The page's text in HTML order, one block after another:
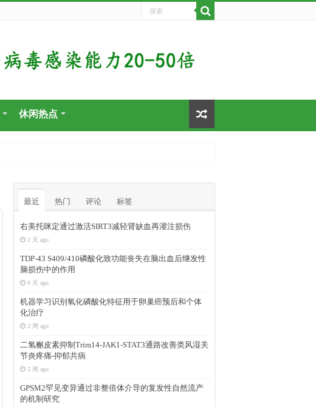
休闲热点
最近 热门 评论 标签
右美托咪定通过激活SIRT3减轻肾缺血再灌注损伤
2 天 ago
TDP-43 S409/410磷酸化致功能丧失在脑出血后继发性
脑损伤中的作用
6 天 ago
机器学习识别氧化磷酸化特征用于卵巢癌预后和个体
化治疗
2 周 ago
二氢槲皮素抑制Trim14-JAK1-STAT3通路改善类风湿关
节炎疼痛-抑郁共病
2 周 ago
GPSM2罕见变异通过非整倍体介导的复发性自然流产
的机制研究